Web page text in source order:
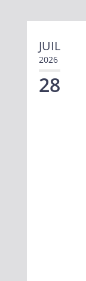
JUIL
2026
28